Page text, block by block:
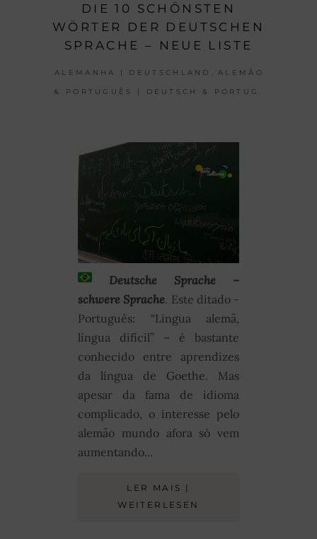
DIE 10 SCHÖNSTEN
WÖRTER DER DEUTSCHEN
SPRACHE – NEUE LISTE
ALEMANHA | DEUTSCHLAND ALEMÃO
& PORTUGUÊS | DEUTSCH & PORTUG.
Deutsche Sprache –
schwere Sprache. Este ditado -
Português: “Língua alemã,
língua difícil” – é bastante
conhecido entre aprendizes
da língua de Goethe. Mas
apesar da fama de idioma
complicado, o interesse pelo
alemão mundo afora só vem
aumentando...
LER MAIS |
WEITERLESEN